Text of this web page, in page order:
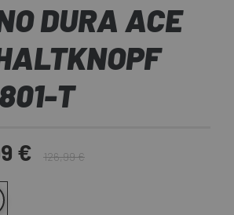
DURA ACE
T
€ 126,99 €